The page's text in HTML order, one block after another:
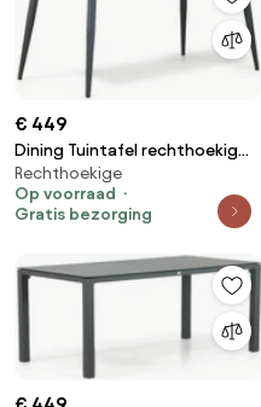
€ 449
Dining Tuintafel rechthoekig
180 x 90 cm Grijs Vienna
Rechthoekige
Op voorraad
Gratis bezorging